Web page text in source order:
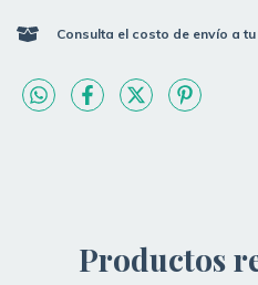
Consulta el costo de envío a
Productos